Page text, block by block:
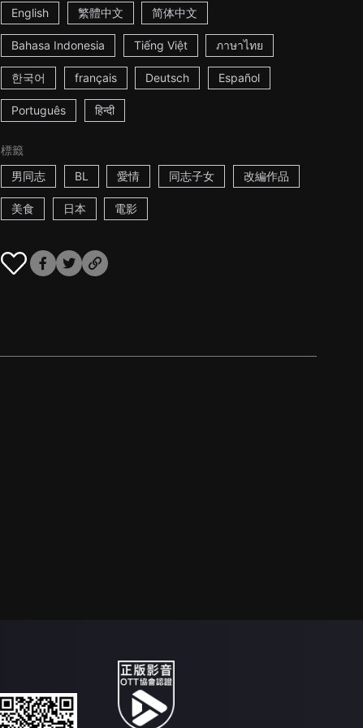
English 繁體中文 简体中文
Bahasa Indonesia Tiếng Việt ภาษาไทย
한국어 français Deutsch Español
Português हिन्दी
標籤
男同志
BL 愛情 同志子女 改編作品
美食 日本 電影